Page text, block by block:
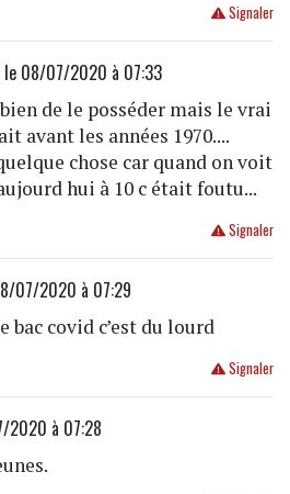
Signaler
le 08/07/2020 à 07:33
de le posséder mais le vrai
avant les années 1970....
chose car quand on voit
hui à 10 c était foutu...
Signaler
07/2020 à 07:29
bac covid c’est du lourd
Signaler
à 07:28